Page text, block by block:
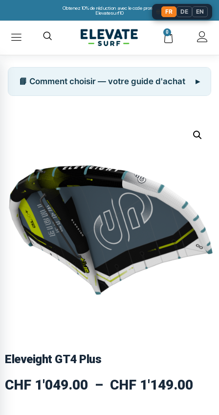
Obtenez 10% de réduction avec le code promo:
Elevatesurf10
0
📘 Comment choisir — votre guide d'achat
Eleveight GT4 Plus
CHF 1'049.00 – CHF 1'149.00
FR DE EN